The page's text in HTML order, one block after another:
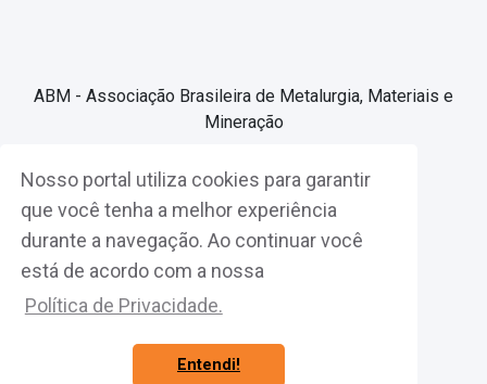
Nosso portal utiliza cookies para garantir
que você tenha a melhor experiência
durante a navegação. Ao continuar você
está de acordo com a nossa
Política de Privacidade.
Entendi!
ABM - Associação Brasileira de Metalurgia, Materiais e
Mineração
Associe-se
Fazer Login